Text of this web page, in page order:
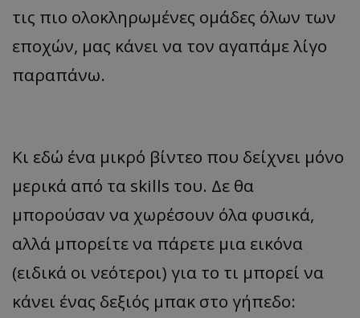
τις πιο ολοκληρωμένες ομάδες όλων των
εποχών, μας κάνει να τον αγαπάμε λίγο
παραπάνω.
Κι εδώ ένα μικρό βίντεο που δείχνει μόνο
μερικά από τα skills του. Δε θα
μπορούσαν να χωρέσουν όλα φυσικά,
αλλά μπορείτε να πάρετε μια εικόνα
(ειδικά οι νεότεροι) για το τι μπορεί να
κάνει ένας δεξιός μπακ στο γήπεδο: